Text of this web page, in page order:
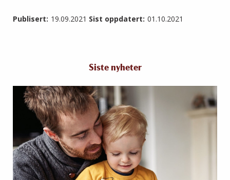
Publisert: 19.09.2021 Sist oppdatert: 01.10.2021
Siste nyheter